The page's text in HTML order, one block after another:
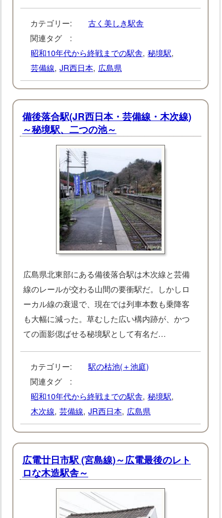
カテゴリー:
古く美しき駅舎
関連タグ :
昭和10年代から終戦までの駅舎, 秘境駅,
芸備線, JR西日本, 広島県
備後落合駅(JR西日本・芸備線・木次線)
～秘境駅、二つの池～
広島県北東部にある備後落合駅は木次線と芸備
線のレールが交わる山間の要衝駅だ。しかしロ
ーカル線の衰退で、現在では列車本数も乗降客
も大幅に減った。草むした広い構内跡が、かつ
ての面影偲ばせる秘境駅として有名だ…
カテゴリー:
駅の枯池(＋池庭)
関連タグ :
昭和10年代から終戦までの駅舎, 秘境駅,
木次線, 芸備線, JR西日本, 広島県
広電廿日市駅 (宮島線)～広電最後のレト
ロな木造駅舎～